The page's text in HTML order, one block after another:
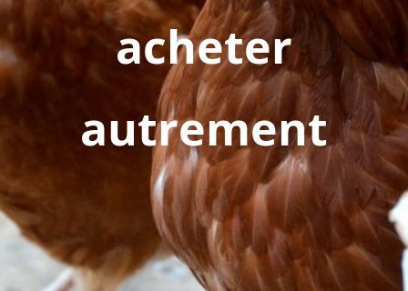
acheter
autrement